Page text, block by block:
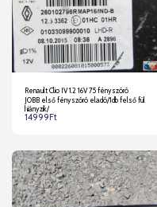
Renault Clio IV 1.2 16V 75 fényszóró
JOBB első fényszóró eladó/1db felső fül
hiányzik/
14999Ft